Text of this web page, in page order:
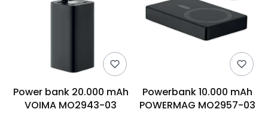
Power bank 20.000 mAh
VOIMA MO2943-03
Powerbank 10.000 mAh
POWERMAG MO2957-03